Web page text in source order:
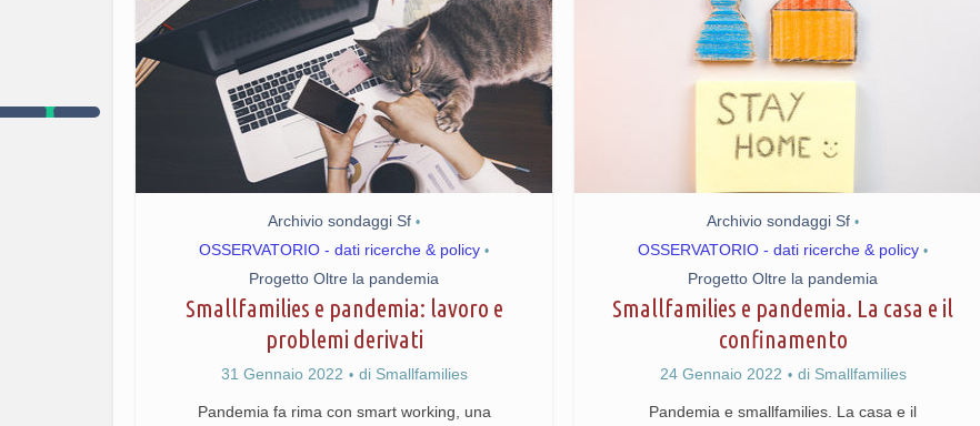
Archivio sondaggi Sf •
OSSERVATORIO - dati ricerche & policy •
Progetto Oltre la pandemia
Smallfamilies e pandemia: lavoro e
problemi derivati
31 Gennaio 2022 di Smallfamilies
Pandemia fa rima con smart working, una
Archivio sondaggi Sf •
OSSERVATORIO - dati ricerche & policy •
Progetto Oltre la pandemia
Smallfamilies e pandemia. La casa e il
confinamento
24 Gennaio 2022 di Smallfamilies
Pandemia e smallfamilies. La casa e il